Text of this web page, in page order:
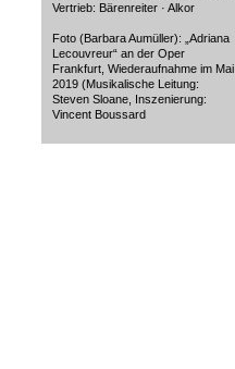
Vertrieb: Bärenreiter · Alkor
Foto (Barbara Aumüller): „Adriana
Lecouvreur“ an der Oper
Frankfurt, Wiederaufnahme im Mai
2019 (Musikalische Leitung:
Steven Sloane, Inszenierung:
Vincent Boussard